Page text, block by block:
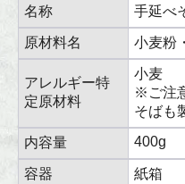
名称 手延べ
原材料名 小麦粉
アレルギー特
定原材料
小麦
※ご注
そばも
内容量 400g
容器 紙箱